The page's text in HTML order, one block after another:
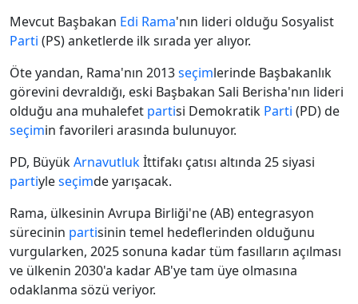
Mevcut Başbakan Edi Rama'nın lideri olduğu Sosyalist
Parti (PS) anketlerde ilk sırada yer alıyor.
Öte yandan, Rama'nın 2013seçimlerinde Başbakanlık
görevini devraldığı, eski Başbakan Sali Berisha'nın lideri
olduğu ana muhalefet partisi Demokratik Parti (PD) de
seçimin favorileri arasında bulunuyor.
PD, BüyükArnavutlukİttifakı çatısı altında 25 siyasi
partiyleseçimde yarışacak.
Rama, ülkesinin Avrupa Birliği'ne (AB) entegrasyon
sürecinin partisinin temel hedeflerinden olduğunu
vurgularken, 2025 sonuna kadar tüm fasılların açılması
ve ülkenin 2030'a kadar AB'ye tam üye olmasına
odaklanma sözü veriyor.